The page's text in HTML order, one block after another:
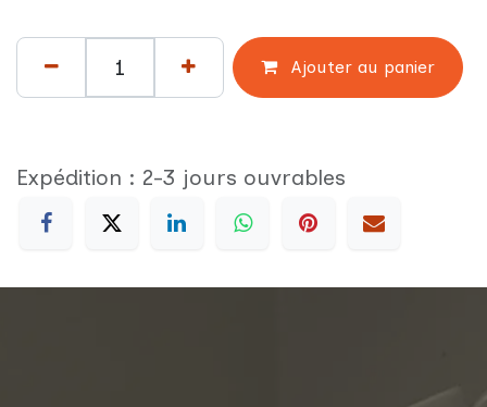
Ajouter au panier
Expédition : 2-3 jours ouvrables